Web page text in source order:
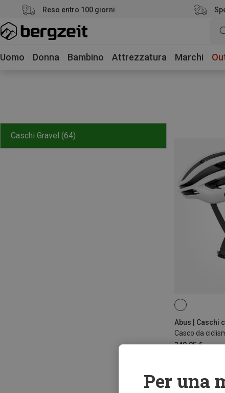
Reso entro 100 giorni
Uomo Donna Bambino Attrezzatura Marchi
Caschi Gravel (64)
Abus | Caschi
349,95 €
51-55CM
57-61CM
Per una